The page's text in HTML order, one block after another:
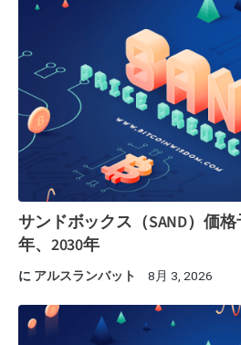
サンドボックス（SAND）価格
年、2030年
に アルスランバット 8月 3, 2026